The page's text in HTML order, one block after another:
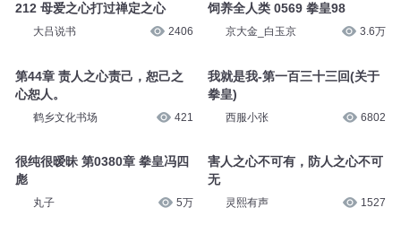
212 母爱之心打过禅定之心
大吕说书 2406
第44章 责人之心责己，恕己之
心恕人。
鹤乡文化书场 421
很纯很暧昧 第0380章 拳皇冯四
彪
丸子 5万
饲养全人类 0569 拳皇98
京大金_白玉京 3.6万
我就是我-第一百三十三回(关于
拳皇)
西服小张 6802
害人之心不可有，防人之心不可
无
灵熙有声 1527